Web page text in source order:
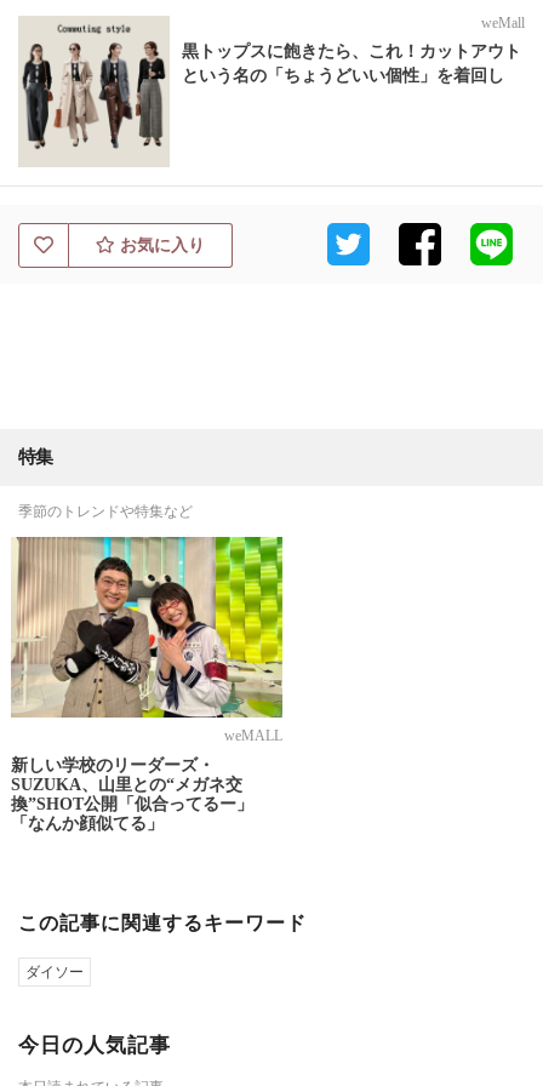
weMall
黒トップスに飽きたら、これ！カットアウト
という名の「ちょうどいい個性」を着回し
お気に入り
特集
季節のトレンドや特集など
weMALL
新しい学校のリーダーズ・
SUZUKA、山里との“メガネ交
換”SHOT公開「似合ってるー」
「なんか顔似てる」
この記事に関連するキーワード
ダイソー
今日の人気記事